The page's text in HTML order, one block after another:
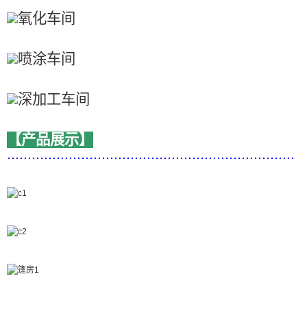
【产品展示】
......................................................................